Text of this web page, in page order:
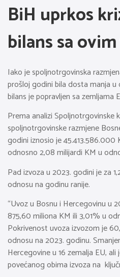
BiH uprkos
bilans sa
Iako je spoljnotrgovinska
prošloj godini bila dosta manja
bilans je popravljen sa zemljama
Prema analizi Spoljnotrgovinske
spoljnotrgovinske razmjene
godini iznosio je 45.413.586.000
odnosno 2,08 milijardi KM u
Pad izvoza u 2023. godini je za
odnosu na godinu ranije.
“Uvoz u Bosnu i Hercegovinu u
875,60 miliona KM ili 3,01% u
Pokrivenost uvoza izvozom je
odnosu na 2023. godinu.
Hercegovine u 16 zemalja EU,
povećanog obima izvoza na